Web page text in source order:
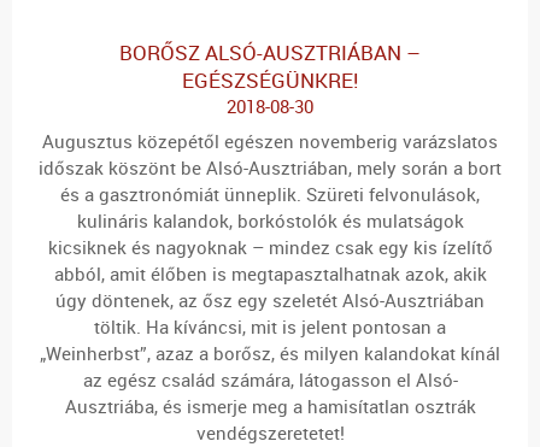
BORŐSZ ALSÓ-AUSZTRIÁBAN –
EGÉSZSÉGÜNKRE!
2018-08-30
Augusztus közepétől egészen novemberig varázslatos
időszak köszönt be Alsó-Ausztriában, mely során a bort
és a gasztronómiát ünneplik. Szüreti felvonulások,
kulináris kalandok, borkóstolók és mulatságok
kicsiknek és nagyoknak – mindez csak egy kis ízelítő
abból, amit élőben is megtapasztalhatnak azok, akik
úgy döntenek, az ősz egy szeletét Alsó-Ausztriában
töltik. Ha kíváncsi, mit is jelent pontosan a
„Weinherbst”, azaz a borősz, és milyen kalandokat kínál
az egész család számára, látogasson el Alsó-
Ausztriába, és ismerje meg a hamisítatlan osztrák
vendégszeretetet!